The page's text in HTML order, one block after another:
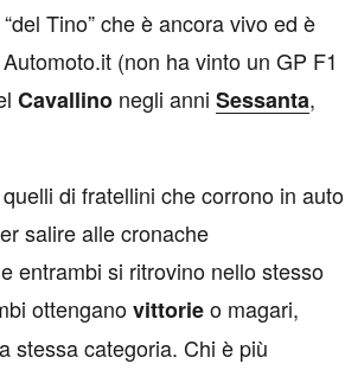
Tino” che è ancora vivo ed è
(non ha vinto un GP F1
Cavallino negli anni Sessanta,
di fratellini che corrono in auto
salire alle cronache
entrambi si ritrovino nello stesso
ottenganovittorieo magari,
stessa categoria. Chi è più